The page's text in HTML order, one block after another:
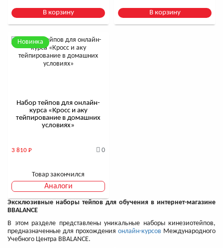
В корзину В корзину
Новинка
Набор тейпов для онлайн-
курса «Кросс и аку
тейпирование в домашних
условиях»
3 810 Р 0
Товар закончился
Аналоги
Эксклюзивные наборы тейпов для обучения в интернет-магазине
BBALANCE
В этом разделе представлены уникальные наборы кинезиотейпов,
предназначенные для прохождения онлайн-курсов Международного
Учебного Центра BBALANCE.